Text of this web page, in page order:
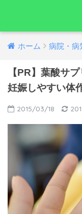
ホーム 病院・病
【PR】葉酸サ
妊娠しやすい体
2015/03/18